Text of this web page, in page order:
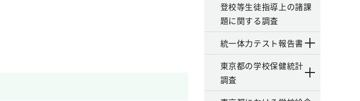
登校等生徒指導上の諸課
題に関する調査
統一体力テスト報告書
東京都の学校保健統計
調査